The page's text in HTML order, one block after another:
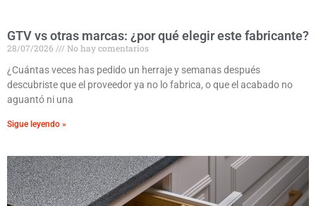
GTV vs otras marcas: ¿por qué elegir este fabricante?
28/07/2026
No hay comentarios
¿Cuántas veces has pedido un herraje y semanas después
descubriste que el proveedor ya no lo fabrica, o que el acabado no
aguantó ni una
Sigue leyendo »